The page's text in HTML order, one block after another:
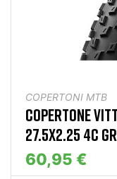
COPERTONI MTB
COPERTONE
27.5X2.25 4C
60,95 €